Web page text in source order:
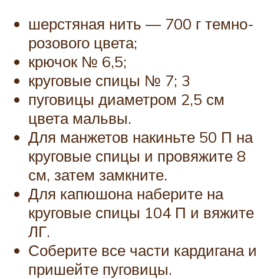
шерстяная нить — 700 г темно-
розового цвета;
крючок № 6,5;
круговые спицы № 7; 3
пуговицы диаметром 2,5 см
цвета мальвы.
Для манжетов накиньте 50 П на
круговые спицы и провяжите 8
см, затем замкните.
Для капюшона наберите на
круговые спицы 104 П и вяжите
ЛГ.
Соберите все части кардигана и
пришейте пуговицы.